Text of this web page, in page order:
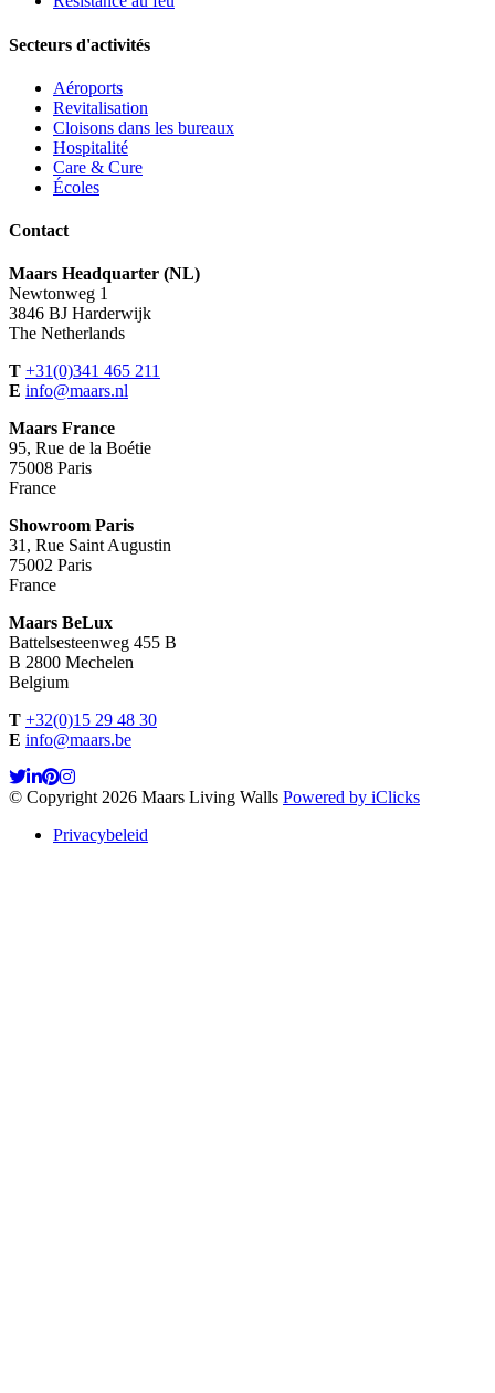
Secteurs d'activités
Aéroports
Revitalisation
Cloisons dans les bureaux
Hospitalité
Care & Cure
Écoles
Contact
Maars Headquarter (NL)
Newtonweg 1
3846 BJ Harderwijk
The Netherlands
T +31(0)341 465 211
E info@maars.nl
Maars France
95, Rue de la Boétie
75008 Paris
France
Showroom Paris
31, Rue Saint Augustin
75002 Paris
France
Maars BeLux
Battelsesteenweg 455 B
B 2800 Mechelen
Belgium
T +32(0)15 29 48 30
E info@maars.be
© Copyright 2026 Maars Living Walls Powered by iClicks
Privacybeleid